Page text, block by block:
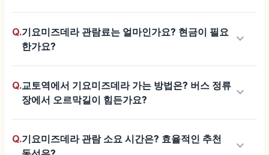
Q.기요미즈데라 관람료는 얼마인가요? 현금이 필요
한가요?
keyboard_arrow_down
Q.교토역에서 기요미즈데라 가는 방법은? 버스 정류
장에서 오르막길이 힘든가요?
keyboard_arrow_down
Q.기요미즈데라 관람 소요 시간은? 효율적인 추천
keyboard_arrow_down